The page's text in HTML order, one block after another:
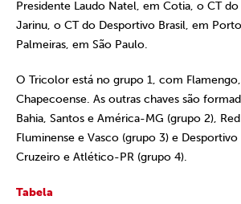
Presidente Laudo Natel, em Cotia, o CT
Jarinu, o CT do Desportivo Brasil, em
Palmeiras, em São Paulo.
O Tricolor está no grupo 1, com
Chapecoense. As outras chaves são
Bahia, Santos e América-MG (grupo 2),
Fluminense e Vasco (grupo 3) e
Cruzeiro e Atlético-PR (grupo 4).
Tabela